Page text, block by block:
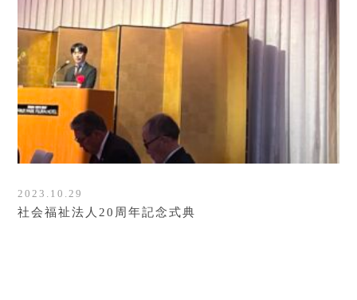
2023.10.29
社会福祉法人20周年記念式典